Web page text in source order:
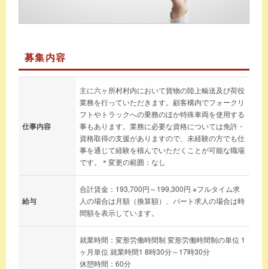
募集内容
仕事内容
主に六ヶ所村村内において貨物の陸上輸送及び荷役
業務を行っていただきます。顧客構内でフォークリ
フトやトラックへの乗務のほか特殊車両を使用する
事もあります。業務に必要な資格については免許・
資格取得の支援がありますので、未経験の方でも仕
事を通じて経験を積んでいただくことが可能な職場
です。＊変更の範囲：なし
給与
合計賃金：193,700円～199,300円 ※フルタイム求
人の場合は月額（換算額）、パート求人の場合は時
間額を表示しています。
就業時間：変形労働時間制 変形労働時間制の単位 1
ヶ月単位 就業時間1 8時30分～17時30分
休憩時間：60分